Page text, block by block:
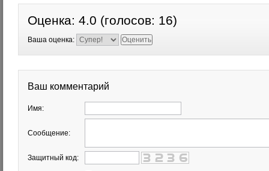
Оценка: 4.0 (голосов: 16)
Ваша оценка:
Ваш комментарий
Имя:
Сообщение:
Защитный код: